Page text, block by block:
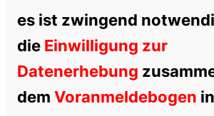
es ist zwingend
die Einwilligung zur
Datenerhebung
dem Voranmeldebogen